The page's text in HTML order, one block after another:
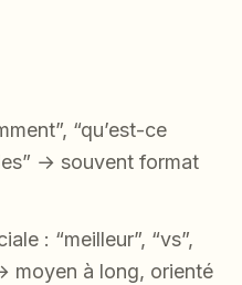
“qu’est-ce
→ souvent format
: “meilleur”, “vs”,
moyen à long, orienté